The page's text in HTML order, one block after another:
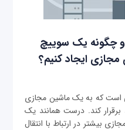
چگونه یک سوییچ
ایجاد کنیم؟
است که به یک ماشین مجازی
برقرار کند. درست همانند یک
بیشتر در ارتباط با انتقال